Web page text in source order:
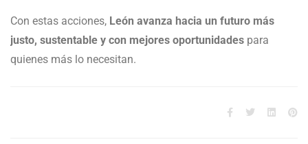
Con estas acciones, León avanza hacia un futuro más
justo, sustentable y con mejores oportunidades para
quienes más lo necesitan.